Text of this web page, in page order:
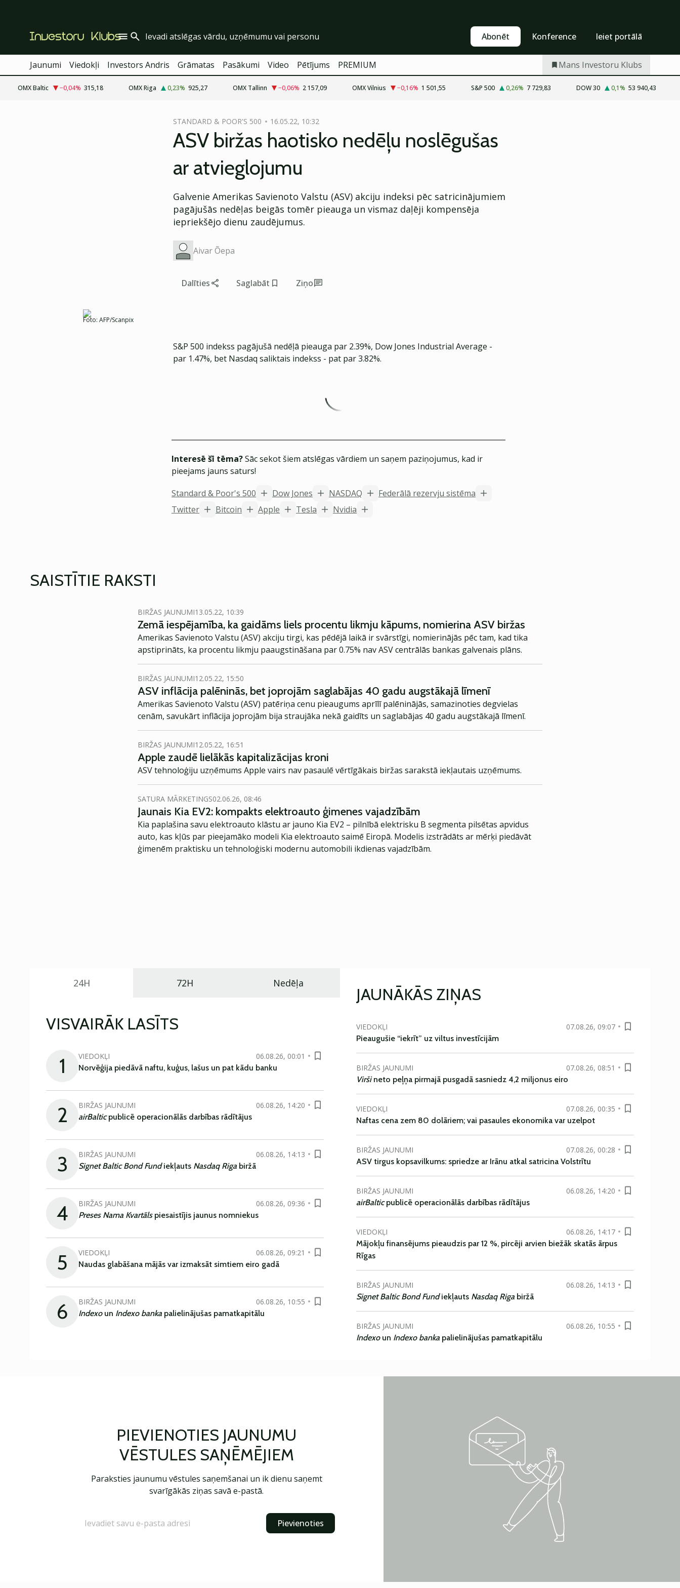
Abonēt Konference Ieiet portālā
Jaunumi Viedokļi Investors Andris Grāmatas Pasākumi Video Pētījums PREMIUM Mans Investoru Klubs
OMX Baltic −0,04% 315,18 OMX Riga 0,23% 925,27 OMX Tallinn −0,06% 2 157,09 OMX Vilnius −0,16% 1 501,55 S&P 500 0,26% 7 729,83 DOW 30 0,1% 53 940,43
STANDARD & POOR'S 500 16.05.22, 10:32
ASV biržas haotisko nedēļu noslēgušas
ar atvieglojumu
Galvenie Amerikas Savienoto Valstu (ASV) akciju indeksi pēc satricinājumiem
pagājušās nedēļas beigās tomēr pieauga un vismaz daļēji kompensēja
iepriekšējo dienu zaudējumus.
Aivar Õepa
Dalīties Saglabāt Ziņo
Foto: AFP/Scanpix
S&P 500 indekss pagājušā nedēļā pieauga par 2.39%, Dow Jones Industrial Average -
par 1.47%, bet Nasdaq saliktais indekss - pat par 3.82%.
Interesē šī tēma?Sāc sekot šiem atslēgas vārdiem un saņem paziņojumus, kad ir
pieejams jauns saturs!
Standard & Poor's 500
Dow Jones NASDAQ
Federālā rezervju sistēma
Twitter
Bitcoin Apple Tesla Nvidia
SAISTĪTIE RAKSTI
BIRŽAS JAUNUMI13.05.22, 10:39
Zemā iespējamība, ka gaidāms liels procentu likmju kāpums, nomierina ASV biržas
Amerikas Savienoto Valstu (ASV) akciju tirgi, kas pēdējā laikā ir svārstīgi, nomierinājās pēc tam, kad tika
apstiprināts, ka procentu likmju paaugstināšana par 0.75% nav ASV centrālās bankas galvenais plāns.
BIRŽAS JAUNUMI12.05.22, 15:50
ASV inflācija palēninās, bet joprojām saglabājas 40 gadu augstākajā līmenī
Amerikas Savienoto Valstu (ASV) patēriņa cenu pieaugums aprīlī palēninājās, samazinoties degvielas
cenām, savukārt inflācija joprojām bija straujāka nekā gaidīts un saglabājas 40 gadu augstākajā līmenī.
BIRŽAS JAUNUMI12.05.22, 16:51
Apple zaudē lielākās kapitalizācijas kroni
ASV tehnoloģiju uzņēmums Apple vairs nav pasaulē vērtīgākais biržas sarakstā iekļautais uzņēmums.
SATURA MĀRKETINGS02.06.26, 08:46
Jaunais Kia EV2: kompakts elektroauto ģimenes vajadzībām
Kia paplašina savu elektroauto klāstu ar jauno Kia EV2 – pilnībā elektrisku B segmenta pilsētas apvidus
auto, kas kļūs par pieejamāko modeli Kia elektroauto saimē Eiropā. Modelis izstrādāts ar mērķi piedāvāt
ģimenēm praktisku un tehnoloģiski modernu automobili ikdienas vajadzībām.
24H 72H Nedēļa
VISVAIRĀK LASĪTS
1 VIEDOKĻI
06.08.26, 00:01
Norvēģija piedāvā naftu, kuģus, lašus un pat kādu banku
2 BIRŽAS JAUNUMI
06.08.26, 14:20
airBalticpublicē operacionālās darbības rādītājus
3 BIRŽAS JAUNUMI
06.08.26, 14:13
Signet Baltic Bond Fundiekļauts Nasdaq Riga biržā
4 BIRŽAS JAUNUMI
06.08.26, 09:36
Preses Nama Kvartāls piesaistījis jaunus nomniekus
5 VIEDOKĻI
06.08.26, 09:21
Naudas glabāšana mājās var izmaksāt simtiem eiro gadā
6 BIRŽAS JAUNUMI
06.08.26, 10:55
Indexoun Indexo banka palielinājušas pamatkapitālu
JAUNĀKĀS ZIŅAS
VIEDOKĻI
07.08.26, 09:07
Pieaugušie “iekrīt” uz viltus investīcijām
BIRŽAS JAUNUMI
07.08.26, 08:51
Viršineto peļņa pirmajā pusgadā sasniedz 4,2 miljonus eiro
VIEDOKĻI
07.08.26, 00:35
Naftas cena zem 80 dolāriem; vai pasaules ekonomika var uzelpot
BIRŽAS JAUNUMI
07.08.26, 00:28
ASV tirgus kopsavilkums: spriedze ar Irānu atkal satricina Volstrītu
BIRŽAS JAUNUMI
06.08.26, 14:20
airBalticpublicē operacionālās darbības rādītājus
VIEDOKĻI
06.08.26, 14:17
Mājokļu finansējums pieaudzis par 12 %, pircēji arvien biežāk skatās ārpus
Rīgas
BIRŽAS JAUNUMI
06.08.26, 14:13
Signet Baltic Bond Fundiekļauts Nasdaq Riga biržā
BIRŽAS JAUNUMI
06.08.26, 10:55
Indexoun Indexo banka palielinājušas pamatkapitālu
PIEVIENOTIES JAUNUMU
VĒSTULES SAŅĒMĒJIEM
Paraksties jaunumu vēstules saņemšanai un ik dienu saņemt
svarīgākās ziņas savā e-pastā.
Pievienoties